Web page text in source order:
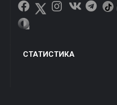
СТАТИСТИКА